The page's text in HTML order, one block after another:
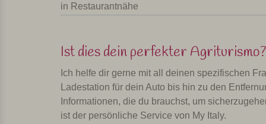
in Restaurantnähe
Ist dies dein perfekter Agriturismo?
Ich helfe dir gerne mit all deinen spezifischen
Ladestation für dein Auto bis hin zu den
Informationen, die du brauchst, um
ist der persönliche Service von My Italy.